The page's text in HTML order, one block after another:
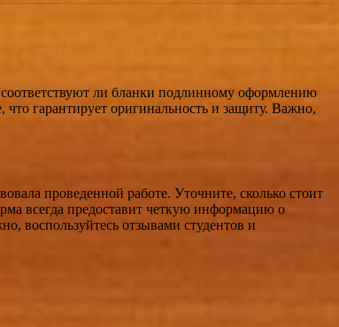
ли бланки подлинному оформлению
гарантирует оригинальность и защиту. Важно,
проведенной работе. Уточните, сколько стоит
всегда предоставит четкую информацию о
воспользуйтесь отзывами студентов и